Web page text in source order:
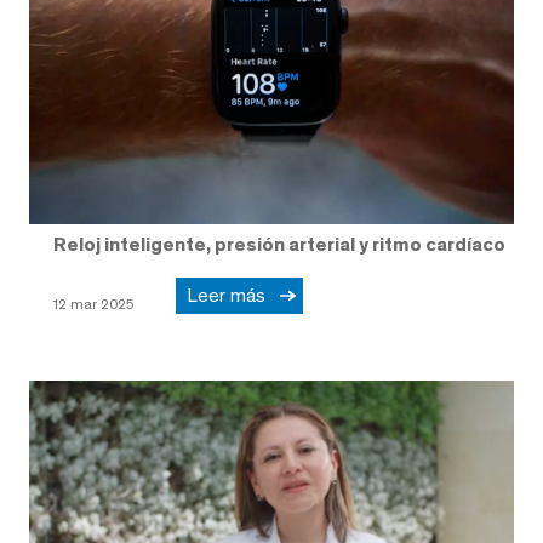
Reloj inteligente, presión arterial y ritmo cardíaco
12 mar 2025 Leer más